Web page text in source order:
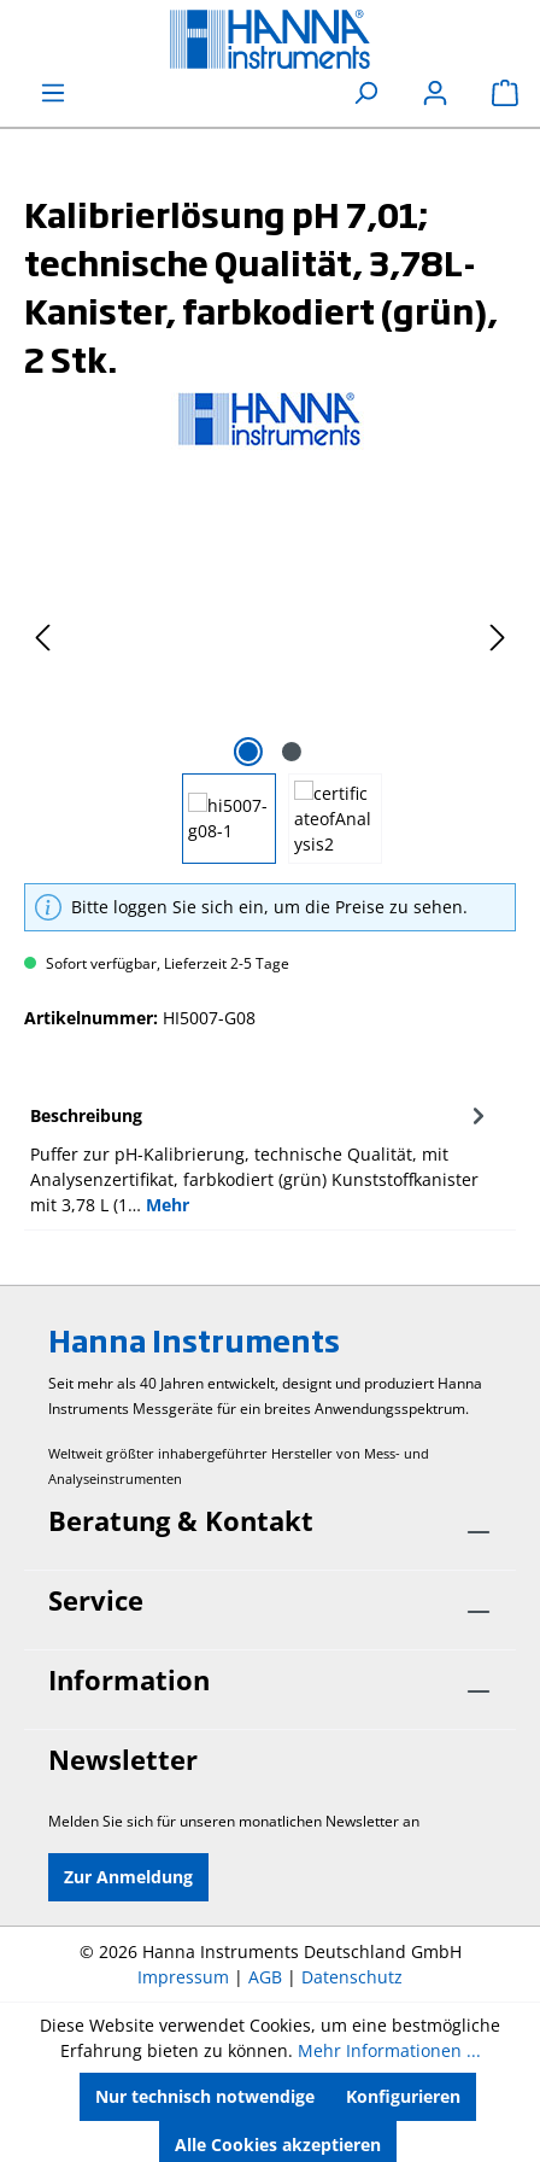
Kalibrierlösung pH 7,01;
technische Qualität, 3,78L-
Kanister, farbkodiert (grün),
2 Stk.
Bitte loggen Sie sich ein, um die Preise zu sehen.
Sofort verfügbar, Lieferzeit 2-5 Tage
Artikelnummer: HI5007-G08
Beschreibung
Puffer zur pH-Kalibrierung, technische Qualität, mit
Analysenzertifikat, farbkodiert (grün) Kunststoffkanister
mit 3,78 L (1… Mehr
Hanna Instruments
Seit mehr als 40 Jahren entwickelt, designt und produziert Hanna
Instruments Mess­geräte für ein breites Anwendungs­spektrum.
Weltweit größter inhabergeführter Hersteller von Mess- und
Analyseinstrumenten
Beratung & Kontakt
Service
Information
Newsletter
Melden Sie sich für unseren monatlichen Newsletter an
Zur Anmeldung
© 2026 Hanna Instruments Deutschland GmbH
Impressum | AGB | Datenschutz
Diese Website verwendet Cookies, um eine bestmögliche
Erfahrung bieten zu können. Mehr Informationen ...
Nur technisch notwendige
Konfigurieren
Alle Cookies akzeptieren